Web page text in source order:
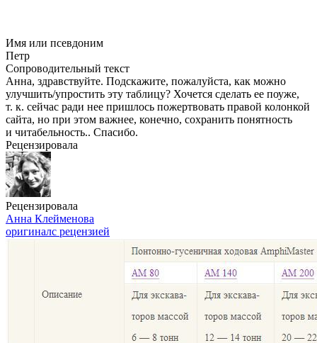
Имя или псевдоним
Петр
Сопроводительный текст
Анна, здравствуйте. Подскажите, пожалуйста, как можно
улучшить/упростить эту таблицу? Хочется сделать ее поуже,
т. к. сейчас ради нее пришлось пожертвовать правой колонкой
сайта, но при этом важнее, конечно, сохранить понятность
и читабельность.. Спасибо.
Рецензировала
Рецензировала
Анна Клейменова
оригиналс рецензией